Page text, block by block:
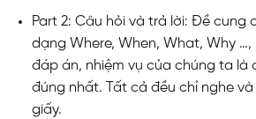
Part 2: Câu hỏi và trả lời: Đề cung
dạng Where, When, What, Why
đáp án, nhiệm vụ của chúng ta là
đúng nhất. Tất cả đều chỉ nghe
giấy.